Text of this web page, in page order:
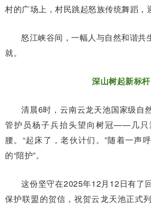
村的广场上，村民跳起怒族传统舞蹈，
怒江峡谷间，一幅人与自然和谐共
就。
深山树起新标杆
清晨6时，云南云龙天池国家级自
管护员杨子兵抬头望向树冠——几只
腰。“起床了，老伙计们。”随着一声
的“陪护”。
这份坚守在2025年12月12日有了
保护联盟的贺信，祝贺云龙天池正式